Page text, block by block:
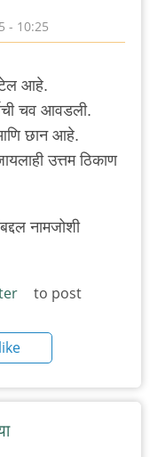
- 10:25
आहे.
चव आवडली.
छान आहे.
उत्तम ठिकाण
नामजोशी
to post